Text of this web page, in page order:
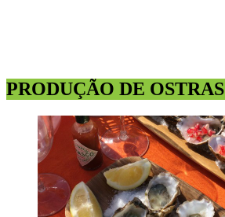
PRODUÇÃO DE OSTRAS